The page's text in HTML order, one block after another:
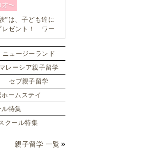
才〜
”は、子ども達に
レゼント！ ワー
！ 1週間からはじ
学
ニュージーランド
マレーシア親子留学
セブ親子留学
ームステイ
特集
クール特集
親子留学 一覧